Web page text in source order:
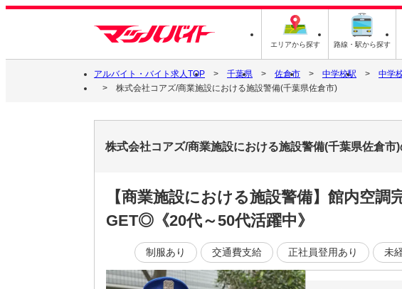
エリアから探す 路線・駅から探す
アルバイト・バイト求人TOP 千葉県 佐倉市 中学校駅 中学
株式会社コアズ/商業施設における施設警備(千葉県佐倉市)
株式会社コアズ/商業施設における施設警備(千葉県佐倉市
【商業施設における施設警備】館内空
GET◎《20代～50代活躍中》
制服あり 交通費支給 正社員登用あり 未